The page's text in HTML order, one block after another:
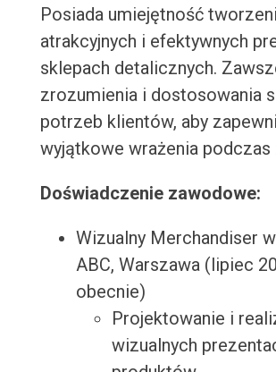
Posiada umiejętność
atrakcyjnych i efektywnych
sklepach detalicznych.
zrozumienia i dostosowania
potrzeb klientów, aby
wyjątkowe wrażenia podczas
Doświadczenie zawodowe:
Wizualny Merchandiser
ABC, Warszawa (lipiec
obecnie)
Projektowanie i
wizualnych